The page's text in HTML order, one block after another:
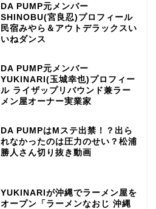
DA PUMP元メンバー
SHINOBU(宮良忍)プロフィール
民宿みやら＆アウトデラックスい
いねダンス
DA PUMP元メンバー
YUKINARI(玉城幸也)プロフィー
ル ライザップリバウンド兼ラー
メン屋オーナー実業家
DA PUMPはMステ出禁！？出ら
れなかったのは圧力のせい？松浦
勝人さん切り抜き動画
YUKINARIが沖縄でラーメン屋を
オープン「ラーメンなおじ 沖縄